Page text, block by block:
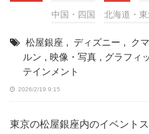
中国・四国 北海道・
松屋銀座 , ディズニー , ク
ルン , 映像・写真 , グラフィ
テインメント
2026/2/19 9:15
東京の松屋銀座内のイベント